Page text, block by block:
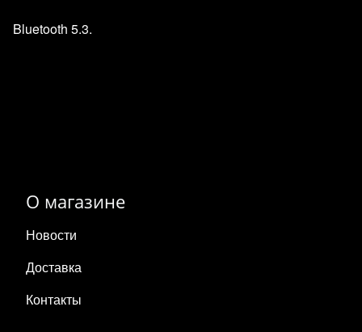
Bluetooth 5.3.
О магазине
Новости
Доставка
Контакты